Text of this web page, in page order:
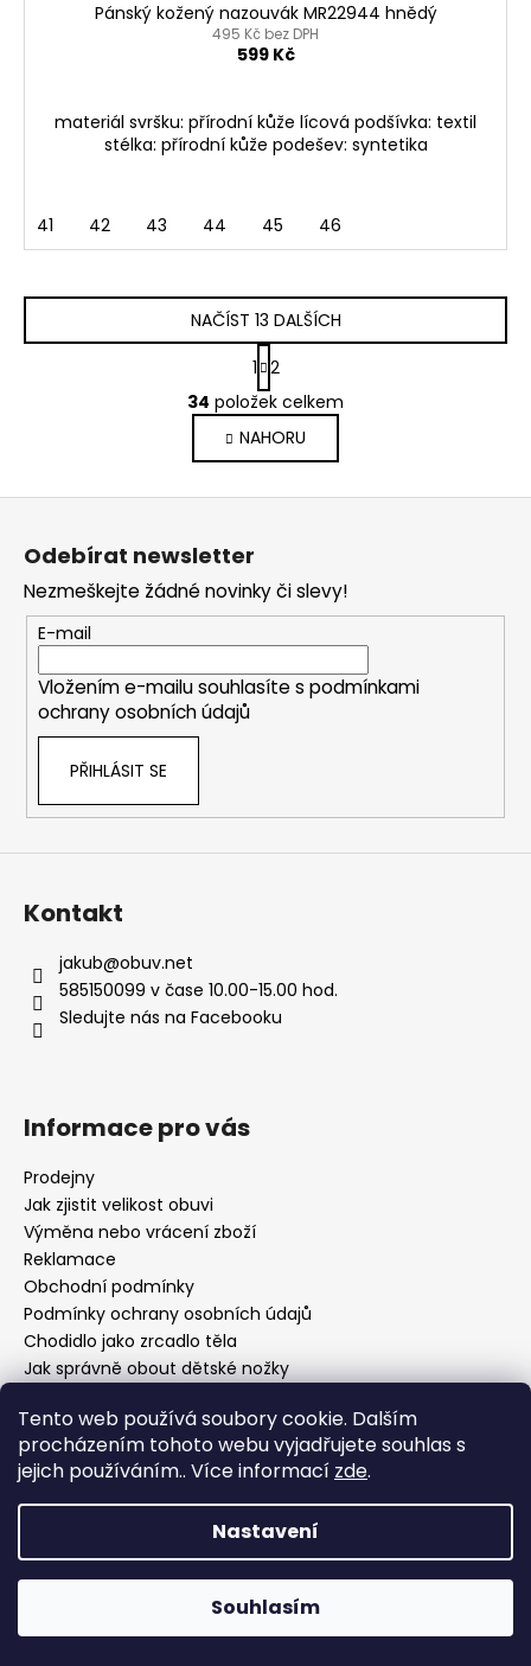
Tento web používá soubory cookie. Dalším
procházením tohoto webu vyjadřujete souhlas s
jejich používáním.. Více informací zde.
Nastavení
Souhlasím
Pánský kožený nazouvák MR22944 hnědý
495 Kč bez DPH
599 Kč
materiál svršku: přírodní kůže lícová podšívka: textil
stélka: přírodní kůže podešev: syntetika
41 42 43 44 45 46
O
v
l
á
d
p
r
v
k
y
u
NAČÍST 13 DALŠÍCH
S
t
r
á
n
k
o
í
1 2
34 položek celkem
NAHORU
Odebírat newsletter
Nezmeškejte žádné novinky či slevy!
E-mail
Vložením e-mailu souhlasíte s podmínkami
ochrany osobních údajů
PŘIHLÁSIT SE
Kontakt
jakub@obuv.net
585150099 v čase 10.00-15.00 hod.
Sledujte nás na Facebooku
Informace pro vás
Prodejny
Jak zjistit velikost obuvi
Výměna nebo vrácení zboží
Reklamace
Obchodní podmínky
Podmínky ochrany osobních údajů
Chodidlo jako zrcadlo těla
Jak správně obout dětské nožky
Facebook